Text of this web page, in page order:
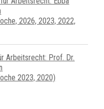
2026, 2023, 2022,
Arbeitsrecht: Prof. Dr.
2023, 2020)